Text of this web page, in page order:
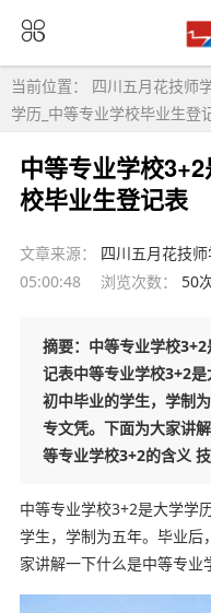
当前位置： 四川五月花技师
学历_中等专业学校毕业生登
中等专业学校
校毕业生登记表
文章来源： 四川五月花技
05:00:48
浏览次数： 50
摘要：中等专业学校
记表中等专业学校3+2
初中毕业的学生，学制
专文凭。下面为大家讲
等专业学校3+2的含义
中等专业学校3+2是大学学
学生，学制为五年。毕业后
家讲解一下什么是中等专业